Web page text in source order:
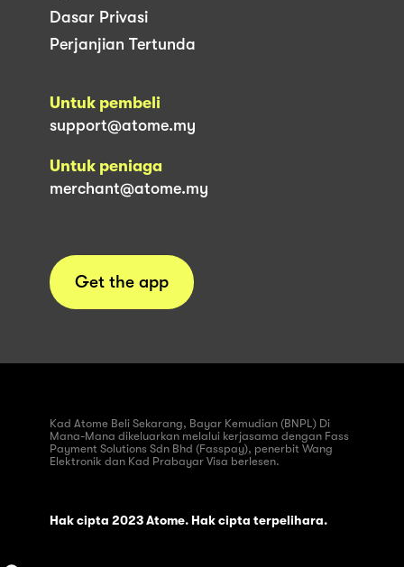
Dasar Privasi
Perjanjian Tertunda
Untuk pembeli
support@atome.my
Untuk peniaga
merchant@atome.my
Get the app
Kad Atome Beli Sekarang, Bayar Kemudian (BNPL) Di
Mana-Mana dikeluarkan melalui kerjasama dengan Fass
Payment Solutions Sdn Bhd (Fasspay), penerbit Wang
Elektronik dan Kad Prabayar Visa berlesen.
Hak cipta 2023 Atome. Hak cipta terpelihara.